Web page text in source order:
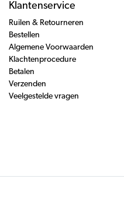
Klantenservice
Ruilen & Retourneren
Bestellen
Algemene Voorwaarden
Klachtenprocedure
Betalen
Verzenden
Veelgestelde vragen